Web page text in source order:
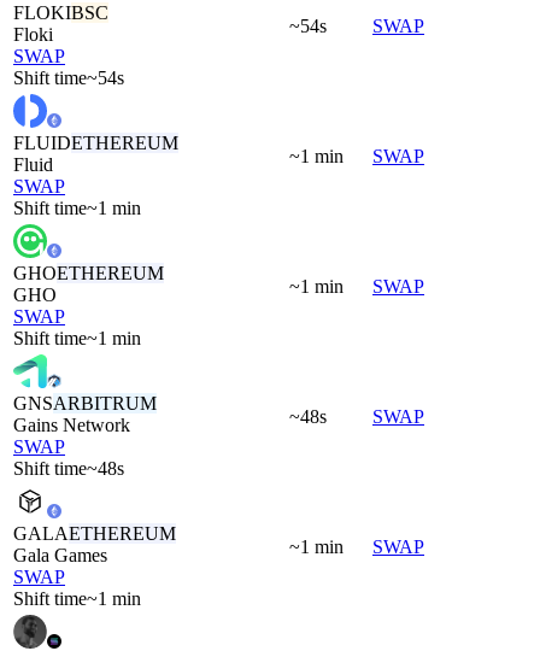
FLOKIBSC
Floki
SWAP
Shift time~54s
~54s SWAP
FLUIDETHEREUM
Fluid
SWAP
Shift time~1 min
~1 min SWAP
GHOETHEREUM
GHO
SWAP
Shift time~1 min
~1 min SWAP
GNSARBITRUM
Gains Network
SWAP
Shift time~48s
~48s SWAP
GALAETHEREUM
Gala Games
SWAP
Shift time~1 min
~1 min SWAP